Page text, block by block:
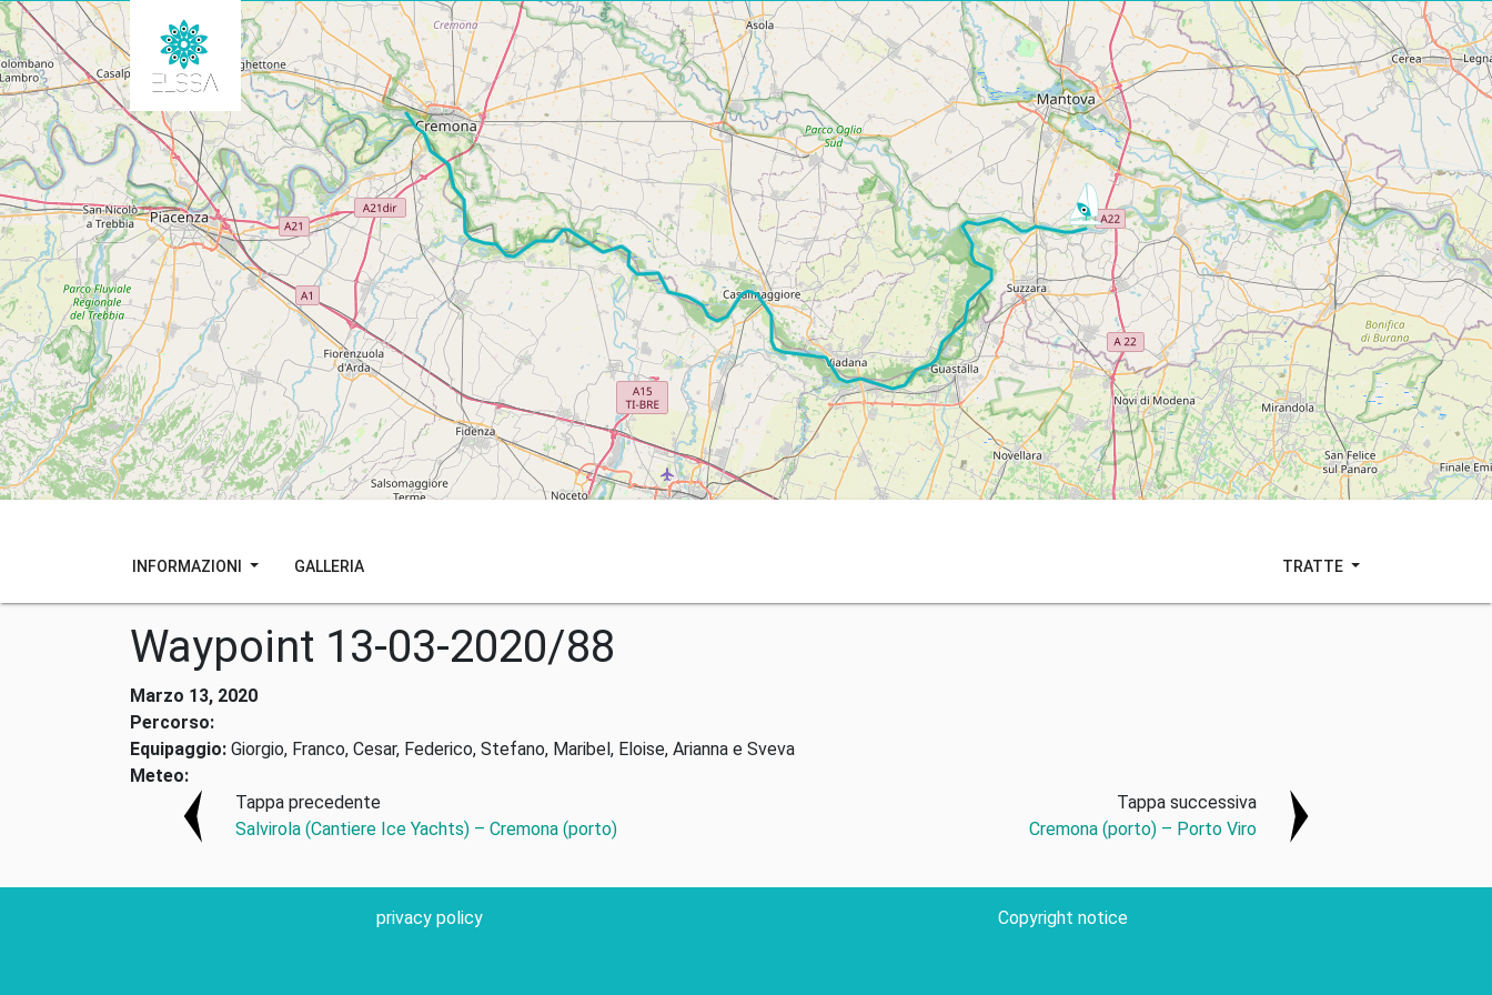
INFORMAZIONI GALLERIA TRATTE
Waypoint 13-03-2020/88
Marzo 13, 2020
Percorso:
Equipaggio: Giorgio, Franco, Cesar, Federico, Stefano, Maribel, Eloise, Arianna e Sveva
Meteo:
Tappa precedente
Salvirola (Cantiere Ice Yachts) – Cremona (porto)
Tappa successiva
Cremona (porto) – Porto Viro
privacy policy Copyright notice